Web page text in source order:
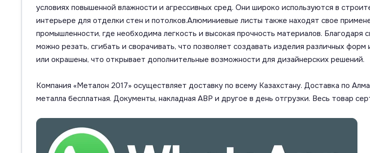
условиях повышенной влажности и агрессивных сред. Они широко используются в
интерьере для отделки стен и потолков.Алюминиевые листы также находят свое
промышленности, где необходима легкость и высокая прочность материалов.
можно резать, сгибать и сворачивать, что позволяет создавать изделия различных
или окрашены, что открывает дополнительные возможности для дизайнерских решений.
Компания «Металон 2017» осуществляет доставку по всему Казахстану. Доставка по
металла бесплатная. Документы, накладная АВР и другое в день отгрузки. Весь товар